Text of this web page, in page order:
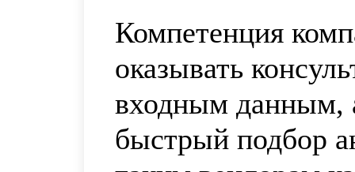
Компетенция
оказывать
входным данным,
быстрый подбор